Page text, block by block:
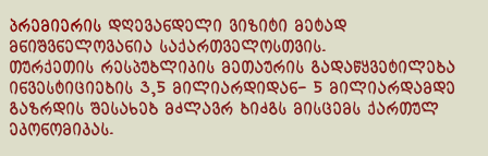
პრემიერის დღევანდელი ვიზიტი მეტად
მნიშვნელოვანია საქართველოსთვის.
თურქეთის რესპუბლიკის მეთაურის გადაწყვეტილება
ინვესტიციების 3,5 მილიარდიდან- 5 მილიარდამდე
გაზრდის შესახებ მძლავრ ბიძგს მისცემს ქართულ
ეკონომიკას.